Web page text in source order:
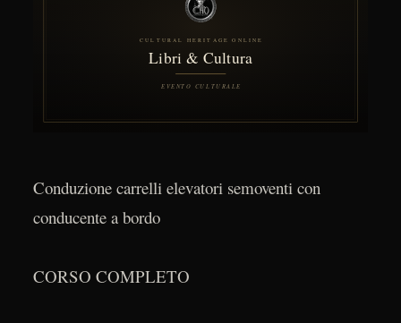
Conduzione carrelli elevatori semoventi con
conducente a bordo
CORSO COMPLETO